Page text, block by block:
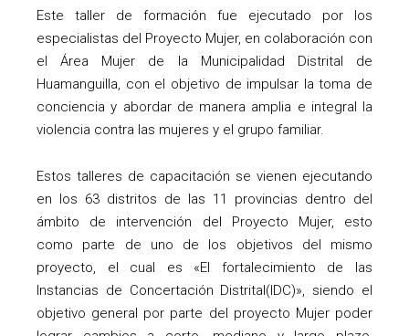
Este taller de formación fue ejecutado por los
especialistas del Proyecto Mujer, en colaboración con
el Área Mujer de la Municipalidad Distrital de
Huamanguilla, con el objetivo de impulsar la toma de
conciencia y abordar de manera amplia e integral la
violencia contra las mujeres y el grupo familiar.
Estos talleres de capacitación se vienen ejecutando
en los 63 distritos de las 11 provincias dentro del
ámbito de intervención del Proyecto Mujer, esto
como parte de uno de los objetivos del mismo
proyecto, el cual es «El fortalecimiento de las
Instancias de Concertación Distrital(IDC)», siendo el
objetivo general por parte del proyecto Mujer poder